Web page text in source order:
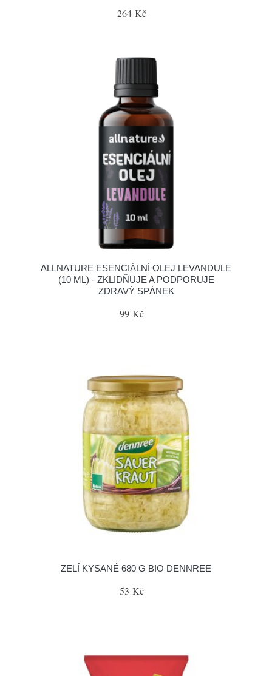
264 Kč
ALLNATURE ESENCIÁLNÍ OLEJ LEVANDULE
(10 ML) - ZKLIDŇUJE A PODPORUJE
ZDRAVÝ SPÁNEK
99 Kč
ZELÍ KYSANÉ 680 G BIO DENNREE
53 Kč